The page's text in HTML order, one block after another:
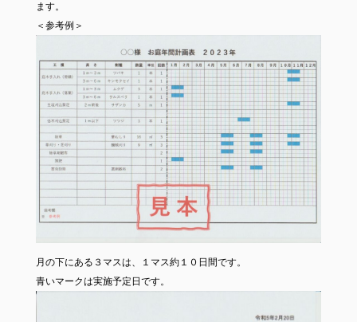
ます。
＜参考例＞
月の下にある３マスは、１マス約１０日間です。
青いマークは実施予定日です。